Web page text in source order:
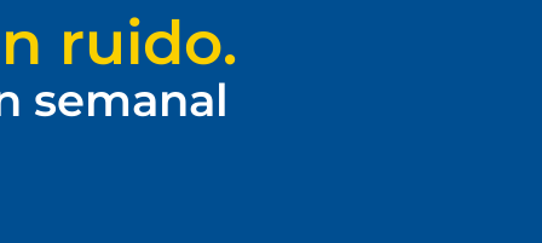
ruido.
semanal